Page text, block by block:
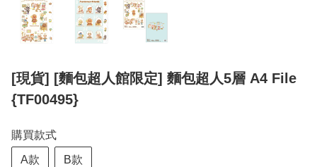
[現貨] [麵包超人館限定] 麵包超人5層 A4 File
{TF00495}
購買款式
A款 B款